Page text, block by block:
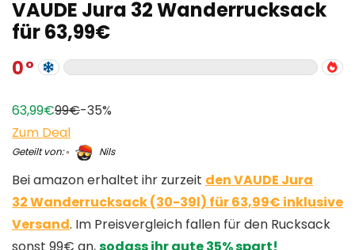
VAUDE Jura 32 Wanderrucksack
für 63,99€
0
63,99€99€-35%
Zum Deal
Geteilt von: Nils
Bei amazon erhaltet ihr zurzeit den VAUDE Jura
32 Wanderrucksack (30-39l) für 63,99€ inklusive
Versand. Im Preisvergleich fallen für den Rucksack
sonst 99€ an,sodass ihr gute 35% spart!